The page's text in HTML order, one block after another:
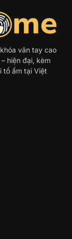
vân tay cao
hiện đại, kèm
tổ ấm tại Việt